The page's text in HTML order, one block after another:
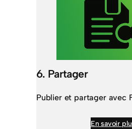
6. Partager
Publier et partager avec
En savoir